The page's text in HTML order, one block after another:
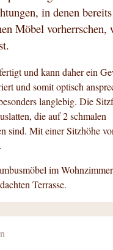
in denen bereits
Möbel vorherrschen,
und kann daher ein
und somit optisch
langlebig. Die
die auf 2 schmalen
sind. Mit einer Sitzhöhe
im
Terrasse.